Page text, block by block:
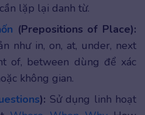
lặp lại danh từ.
(Prepositions of Place):
như in, on, at, under, next
of, between dùng để xác
không gian.
): Sử dụng linh hoạt